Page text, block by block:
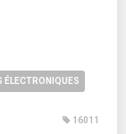
ÉLECTRONIQUES
16011